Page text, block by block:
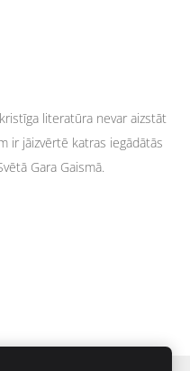
literatūra nevar aizstāt
ir jāizvērtē katras iegādātās
Gara Gaismā.